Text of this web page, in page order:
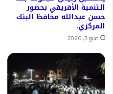
التنمية الأفريقي بحضور
حسن عبدالله محافظ البنك
المركزي.
مايو 3, 2026